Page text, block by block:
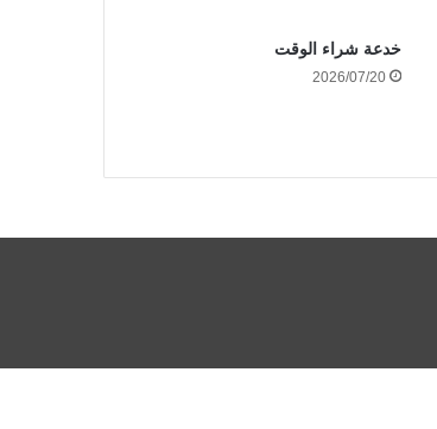
خدعة شراء الوقت
2026/07/20